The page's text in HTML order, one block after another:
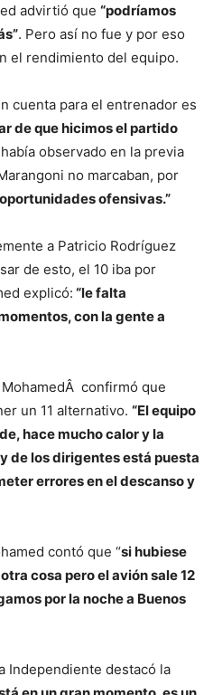
advirtió que “podríamos
. Pero así no fue y por eso
el rendimiento del equipo.
cuenta para el entrenador es
de que hicimos el partido
observado en la previa
no marcaban, por
ofensivas.”
a Patricio Rodríguez
de esto, el 10 iba por
explicó: “le falta
con la gente a
confirmó que
un 11 alternativo. “El equipo
hace mucho calor y la
de los dirigentes está puesta
errores en el descanso y
contó que “si hubiese
cosa pero el avión sale 12
por la noche a Buenos
Independiente destacó la